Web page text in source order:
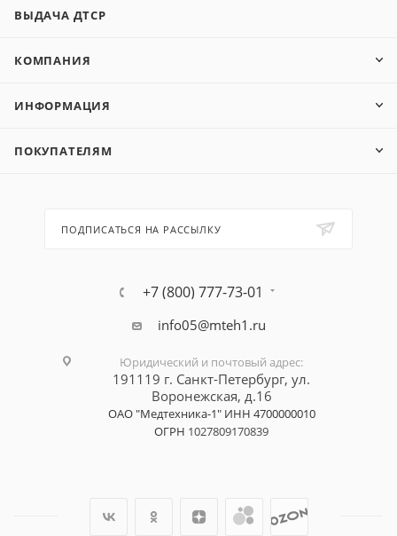
ВЫДАЧА ДТСР
КОМПАНИЯ
ИНФОРМАЦИЯ
ПОКУПАТЕЛЯМ
ПОДПИСАТЬСЯ НА РАССЫЛКУ
+7 (800) 777-73-01
info05@mteh1.ru
Юридический и почтовый адрес:
191119 г. Санкт-Петербург, ул.
Воронежская, д.16
ОАО "Медтехника-1" ИНН 4700000010
ОГРН 1027809170839